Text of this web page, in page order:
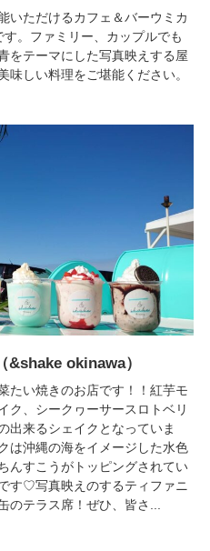
いただけるカフェ＆バーウミカ
。ファミリー、カップルでも
をテーマにした写真映えする屋
しい料理をご堪能ください。
&shake okinawa）
たい焼きのお店です！！紅芋モ
ク、シークヮーサースロトベリ
出来るシェイクとなっていま
は沖縄の海をイメージした水色
んすこうがトッピングされてい
す♡写真映えのするティファニ
のテラス席！ぜひ、皆さ...